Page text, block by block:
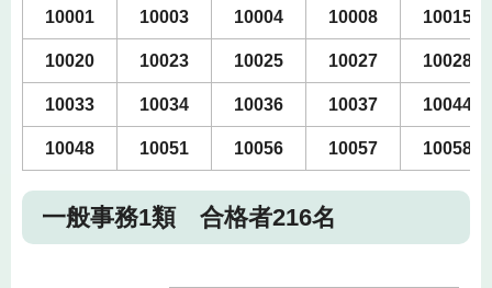
10001 10003 10004 10008 10015
10020 10023 10025 10027 10028
10033 10034 10036 10037 10044
10048 10051 10056 10057 10058
一般事務1類 合格者216名